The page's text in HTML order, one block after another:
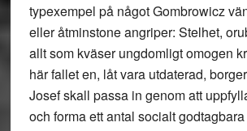
typexempel på något Gombrowicz
eller åtminstone angriper: Stelhet,
allt som kväser ungdomligt omogen
här fallet en, låt vara utdaterad,
Josef skall passa in genom att
och forma ett antal socialt